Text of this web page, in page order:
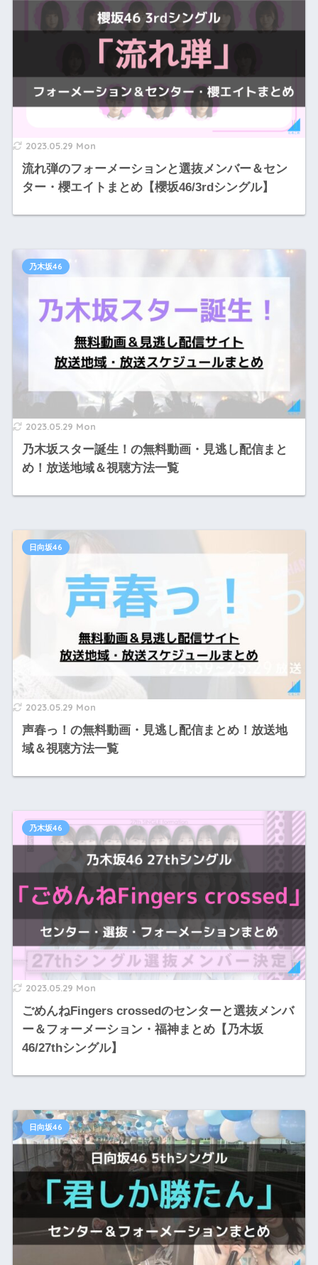
2023.05.29 Mon
流れ弾のフォーメーションと選抜メンバー＆セン
ター・櫻エイトまとめ【櫻坂46/3rdシングル】
2023.05.29 Mon
乃木坂スター誕生！の無料動画・見逃し配信まと
め！放送地域＆視聴方法一覧
乃木坂46
2023.05.29 Mon
声春っ！の無料動画・見逃し配信まとめ！放送地
域＆視聴方法一覧
日向坂46
2023.05.29 Mon
ごめんねFingers crossedのセンターと選抜メンバ
ー＆フォーメーション・福神まとめ【乃木坂
46/27thシングル】
乃木坂46
日向坂46